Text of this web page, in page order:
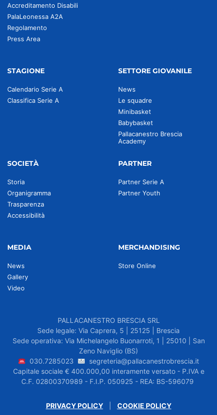
Accreditamento Disabili
PalaLeonessa A2A
Regolamento
Press Area
STAGIONE
Calendario Serie A
Classifica Serie A
SETTORE GIOVANILE
News
Le squadre
Minibasket
Babybasket
Pallacanestro Brescia
Academy
SOCIETÀ
Storia
Organigramma
Trasparenza
Accessibilità
PARTNER
Partner Serie A
Partner Youth
MEDIA
News
Gallery
Video
MERCHANDISING
Store Online
PALLACANESTRO BRESCIA SRL
Sede legale: Via Caprera, 5 | 25125 | Brescia
Sede operativa: Via Michelangelo Buonarroti, 1 | 25010 | San
Zeno Naviglio (BS)
030.7285023
segreteria@pallacanestrobrescia.it
Capitale sociale € 400.000,00 interamente versato - P.IVA e
C.F. 02800370989 - F.I.P. 050925 - REA: BS-596079
PRIVACY POLICY| COOKIE POLICY